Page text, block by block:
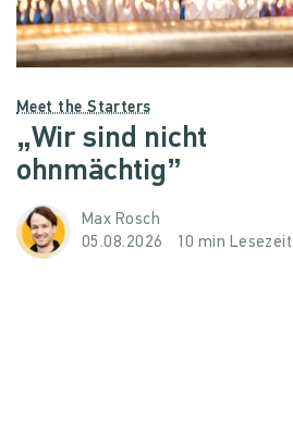
Meet the Starters
„Wir sind nicht
ohnmächtig”
Max Rosch
05.08.2026
10 min Lesezeit